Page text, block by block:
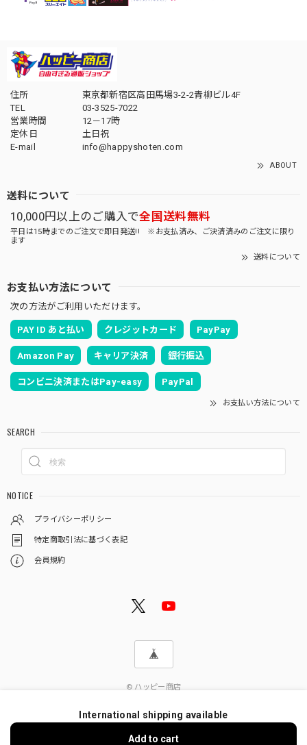
住所
東京都新宿区高田馬場3-2-2青柳ビル4F
TEL
03-3525-7022
営業時間
12－17時
定休日
土日祝
E-mail
info@happyshoten.com
ABOUT
送料について
10,000円以上のご購入で全国送料無料
平日は15時までのご注文で即日発送!! ※お支払済み、ご決済済みのご注文に限り
ます
送料について
お支払い方法について
次の方法がご利用いただけます。
PAY ID あと払い クレジットカード PayPay
Amazon Pay キャリア決済 銀行振込
コンビニ決済またはPay-easy PayPal
お支払い方法について
SEARCH
NOTICE
プライバシーポリシー
特定商取引法に基づく表記
会員規約
© ハッピー商店
International shipping available
Add to cart